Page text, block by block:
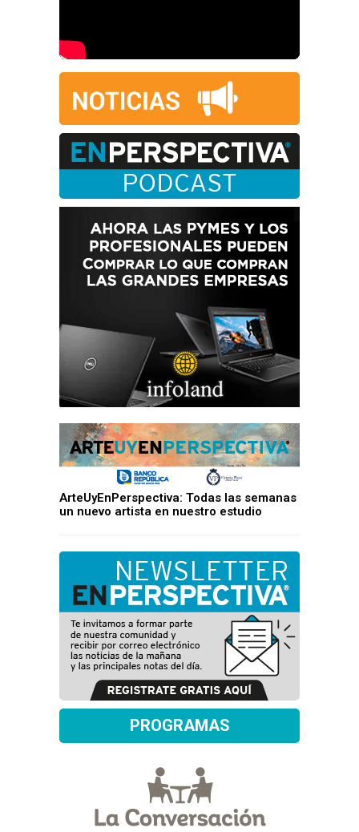
ArteUyEnPerspectiva: Todas las semanas
un nuevo artista en nuestro estudio
PROGRAMAS